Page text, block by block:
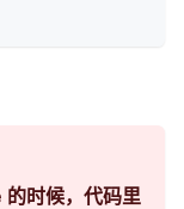
时候，代码里